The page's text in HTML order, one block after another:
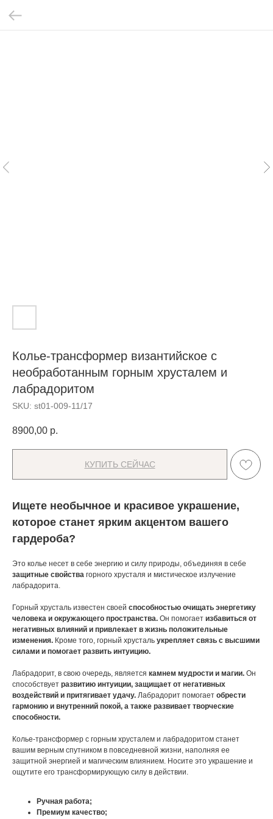
Колье-трансформер византийское с
необработанным горным хрусталем и
лабрадоритом
SKU: st01-009-11/17
8900,00 р.
КУПИТЬ СЕЙЧАС
Ищете необычное и красивое украшение,
которое станет ярким акцентом вашего
гардероба?
Это колье несет в себе энергию и силу природы, объединяя в себе
защитные свойства горного хрусталя и мистическое излучение
лабрадорита.
Горный хрусталь известен своей способностью очищать энергетику
человека и окружающего пространства. Он помогает избавиться от
негативных влияний и привлекает в жизнь положительные
изменения. Кроме того, горный хрусталь укрепляет связь с высшими
силами и помогает развить интуицию.
Лабрадорит, в свою очередь, является камнем мудрости и магии. Он
способствует развитию интуиции, защищает от негативных
воздействий и притягивает удачу. Лабрадорит помогает обрести
гармонию и внутренний покой, а также развивает творческие
способности.
Колье-трансформер с горным хрусталем и лабрадоритом станет
вашим верным спутником в повседневной жизни, наполняя ее
защитной энергией и магическим влиянием. Носите это украшение и
ощутите его трансформирующую силу в действии.
Ручная работа;
Премиум качество;